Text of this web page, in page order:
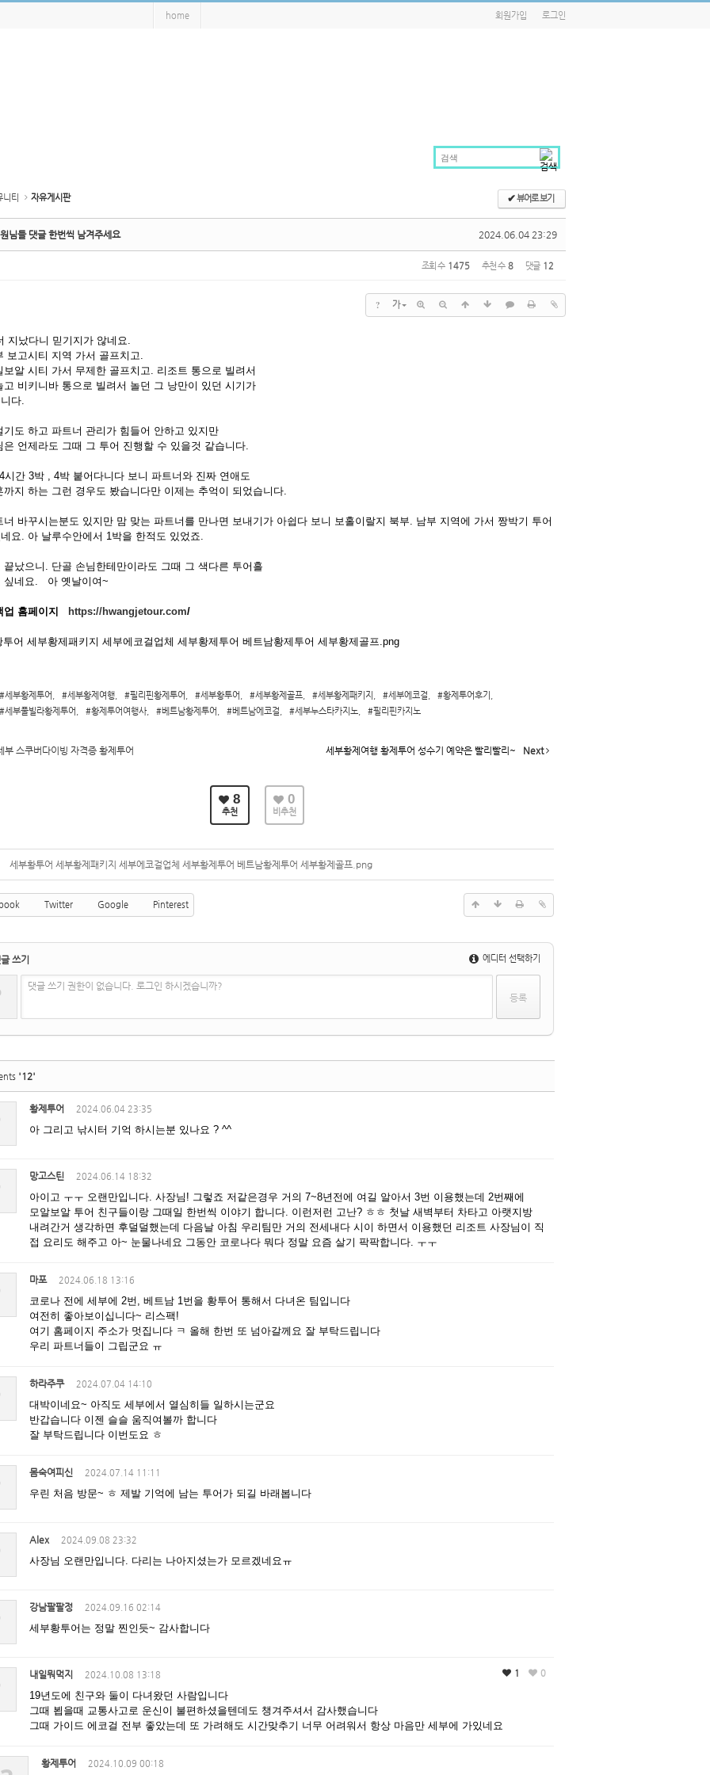
home 회원가입 로그인
니티 자유게시판 ✔뷰어로 보기
2024.06.04 23:29
님들 댓글 한번씩 남겨주세요
조회 수 1475 추천 수 8 댓글 12
? 가
지났다니 믿기지가 않네요.
보고시티 지역 가서 골프치고.
보알 시티 가서 무제한 골프치고. 리조트 통으로 빌려서
고 비키니바 통으로 빌려서 놀던 그 낭만이 있던 시기가
다.
기도 하고 파트너 관리가 힘들어 안하고 있지만
은 언제라도 그때 그 투어 진행할 수 있을것 같습니다.
시간 3박 , 4박 붙어다니다 보니 파트너와 진짜 연애도
까지 하는 그런 경우도 봤습니다만 이제는 추억이 되었습니다.
너 바꾸시는분도 있지만 맘 맞는 파트너를 만나면 보내기가 아쉽다 보니 보홀이랄지 북부. 남부 지역에 가서 짱박기 투어
요. 아 날루수안에서 1박을 한적도 있었죠.
끝났으니. 단골 손님한테만이라도 그때 그 색다른 투어흘
싶네요. 아 옛날이여~
업 홈페이지 https://hwangjetour.com/
#세부황제투어 #세부황제여행 #필리핀황제투어 #세부황투어 #세부황제골프 #세부황제패키지 #세부에코걸 #황제투어후기
#세부풀빌라황제투어
#황제투어여행사, #베트남황제투어 #베트남에코걸 #세부누스타카지노 #필리핀카지노
부 스쿠버다이빙 자격증 황제투어 세부황제여행 황제투어 성수기 예약은 빨리빨리~ Next
8
추천
0
비추천
세부황투어 세부황제패키지 세부에코걸업체 세부황제투어 베트남황제투어 세부황제골프.png
Twitter Google Pinterest
쓰기 에디터 선택하기
댓글 쓰기 권한이 없습니다. 로그인 하시겠습니까?
'12'
황제투어 2024.06.04 23:35
아 그리고 낚시터 기억 하시는분 있나요 ? ^^
망고스틴 2024.06.14 18:32
아이고 ㅜㅜ 오랜만입니다. 사장님! 그렇죠 저같은경우 거의 7~8년전에 여길 알아서 3번 이용했는데 2번째에
모알보알 투어 친구들이랑 그때일 한번씩 이야기 합니다. 이런저런 고난? ㅎㅎ 첫날 새벽부터 차타고 아랫지방
내려간거 생각하면 후덜덜했는데 다음날 아침 우리팀만 거의 전세내다 시이 하면서 이용했던 리조트 사장님이 직
접 요리도 해주고 아~ 눈물나네요 그동안 코로나다 뭐다 정말 요즘 살기 팍팍합니다. ㅜㅜ
마포 2024.06.18 13:16
코로나 전에 세부에 2번, 베트남 1번을 황투어 통해서 다녀온 팀입니다
여전히 좋아보이십니다~ 리스팩!
여기 홈페이지 주소가 멋집니다 ㅋ 올해 한번 또 넘아갈께요 잘 부탁드립니다
우리 파트너들이 그립군요 ㅠ
하라주쿠 2024.07.04 14:10
대박이네요~ 아직도 세부에서 열심히들 일하시는군요
반갑습니다 이젠 슬슬 움직여볼까 합니다
잘 부탁드립니다 이번도요 ㅎ
몸숙여피신 2024.07.14 11:11
우린 처음 방문~ ㅎ 제발 기억에 남는 투어가 되길 바래봅니다
Alex 2024.09.08 23:32
사장님 오랜만입니다. 다리는 나아지셨는가 모르겠네요ㅠ
강남팔팔정 2024.09.16 02:14
세부황투어는 정말 찐인듯~ 감사합니다
내일뭐먹지 2024.10.08 13:18
19년도에 친구와 둘이 다녀왔던 사람입니다
그때 뵙을때 교통사고로 운신이 불편하셨을텐데도 챙겨주셔서 감사했습니다
그때 가이드 에코걸 전부 좋았는데 또 가려해도 시간맞추기 너무 어려워서 항상 마음만 세부에 가있네요
1 0
황제투어 2024.10.09 00:18